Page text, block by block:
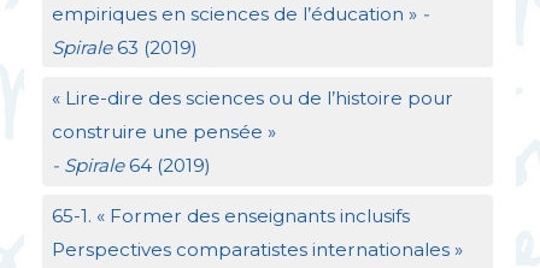
empiriques en sciences de l’éducation » -
Spirale63 (2019)
« Lire-dire des sciences ou de l’histoire pour
construire une pensée »
- Spirale64 (2019)
65-1. « Former des enseignants inclusifs
Perspectives comparatistes internationales »